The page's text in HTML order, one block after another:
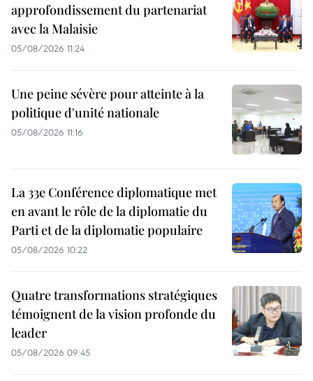
approfondissement du partenariat
avec la Malaisie
05/08/2026 11:24
Une peine sévère pour atteinte à la
politique d'unité nationale
05/08/2026 11:16
La 33e Conférence diplomatique met
en avant le rôle de la diplomatie du
Parti et de la diplomatie populaire
05/08/2026 10:22
Quatre transformations stratégiques
témoignent de la vision profonde du
leader
05/08/2026 09:45